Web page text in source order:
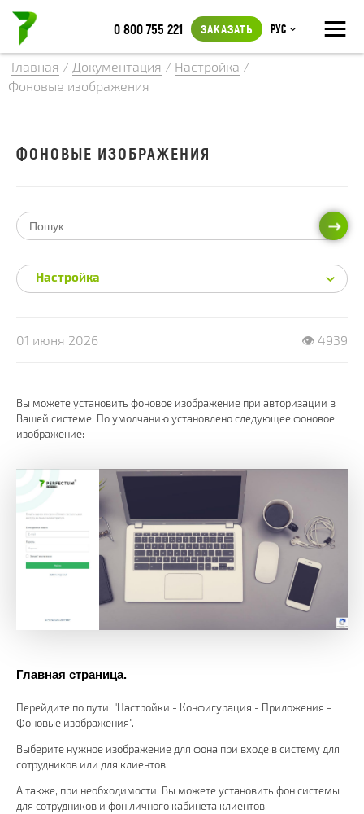
≡
0 800 755 221 ЗАКАЗАТЬ Рус
Главная / Документация / Настройка /
Фоновые изображения
01 июня 2026 👁 4939
Вы можете установить фоновое изображение при авторизации в
Вашей системе. По умолчанию установлено следующее фоновое
изображение:
Главная страница.
Перейдите по пути: "Настройки - Конфигурация - Приложения -
Фоновые изображения".
Выберите нужное изображение для фона при входе в систему для
сотрудников или для клиентов.
А также, при необходимости, Вы можете установить фон системы
для сотрудников и фон личного кабинета клиентов.
ФОНОВЫЕ ИЗОБРАЖЕНИЯ
Настройка